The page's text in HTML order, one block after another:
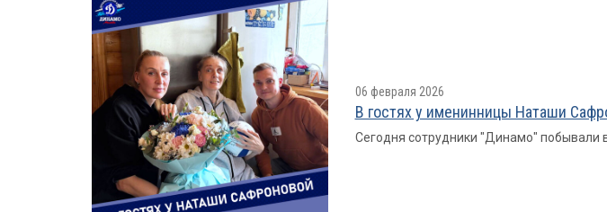
06 февраля 2026
В гостях у именинницы Наташи
Сегодня сотрудники "Динамо" побывали